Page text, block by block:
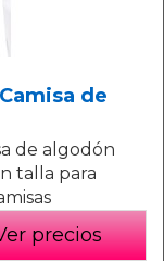
de
de algodón
talla para
precios